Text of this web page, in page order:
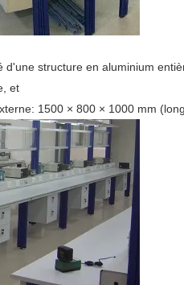
structure en aluminium
et
1500 × 800 × 1000 mm